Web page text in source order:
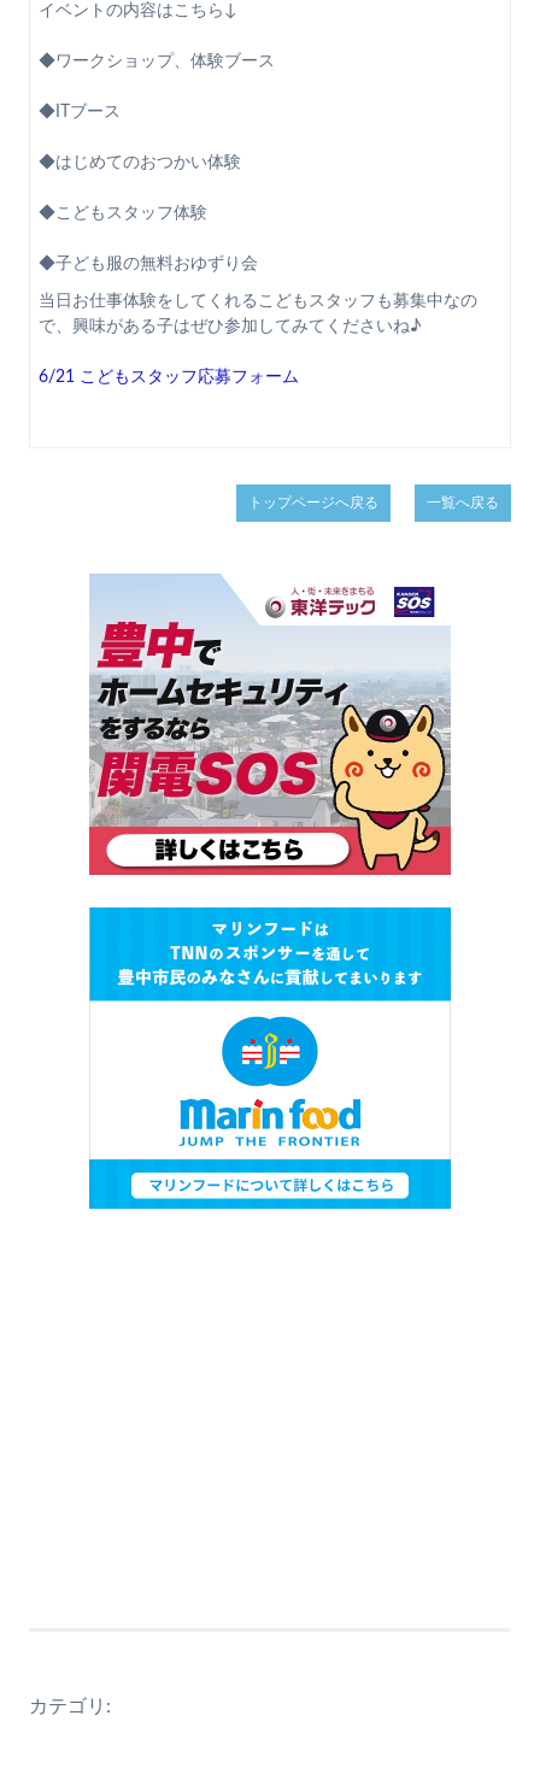
イベントの内容はこちら↓
◆ワークショップ、体験ブース
◆ITブース
◆はじめてのおつかい体験
◆こどもスタッフ体験
◆子ども服の無料おゆずり会
当日お仕事体験をしてくれるこどもスタッフも募集中なの
で、興味がある子はぜひ参加してみてくださいね♪
6/21 こどもスタッフ応募フォーム
一覧へ戻る
トップページへ戻る
カテゴリ: